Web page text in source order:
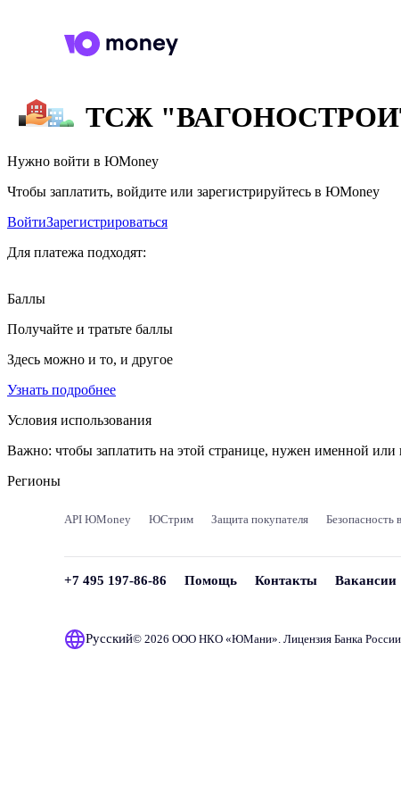
ТСЖ
Нужно войти в ЮMoney
Чтобы заплатить, войдите или зарегистрируйтесь в ЮMoney
ВойтиЗарегистрироваться
Для платежа подходят:
Баллы
Получайте и тратьте баллы
Здесь можно и то, и другое
Узнать подробнее
Условия использования
Важно: чтобы заплатить на этой странице, нужен именной
Регионы
API ЮMoney ЮСтрим Защита покупателя Безопасность
+7 495 197-86-86 Помощь Контакты Вакансии
Русский© 2026 ООО НКО «ЮМани». Лицензия Банка